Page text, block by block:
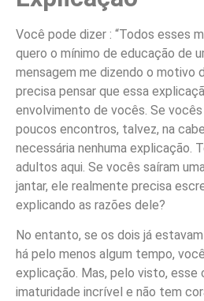
Você pode dizer : “Todos esses
quero o mínimo de educação de
mensagem me dizendo o motivo
precisa pensar que essa
envolvimento de vocês. Se vocês
poucos encontros, talvez, na
necessária nenhuma explicação.
adultos aqui. Se vocês saíram
jantar, ele realmente precisa
explicando as razões dele?
No entanto, se os dois já
há pelo menos algum tempo,
explicação. Mas, pelo visto, esse
imaturidade incrível e não tem